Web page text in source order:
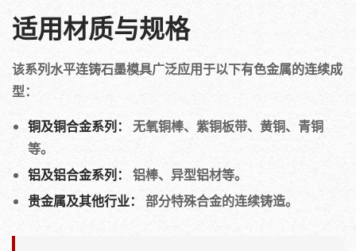
适用材质与规格
该系列水平连铸石墨模具广泛应用于以下有色金属的连续成
型：
铜及铜合金系列：
无氧铜棒、紫铜板带、黄铜、青铜
等。
铝及铝合金系列：
铝棒、异型铝材等。
贵金属及其他行业：
部分特殊合金的连续铸造。